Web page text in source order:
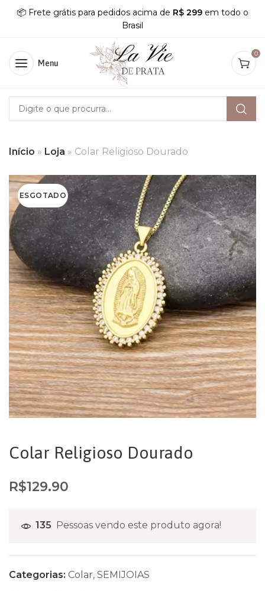
📦 Frete grátis para pedidos acima de R$ 299 em todo o
Brasil
Menu
0
Início » Loja » Colar Religioso Dourado
ESGOTADO
Colar Religioso Dourado
R$129.90
135 Pessoas vendo este produto agora!
Categorias: Colar, SEMIJOIAS